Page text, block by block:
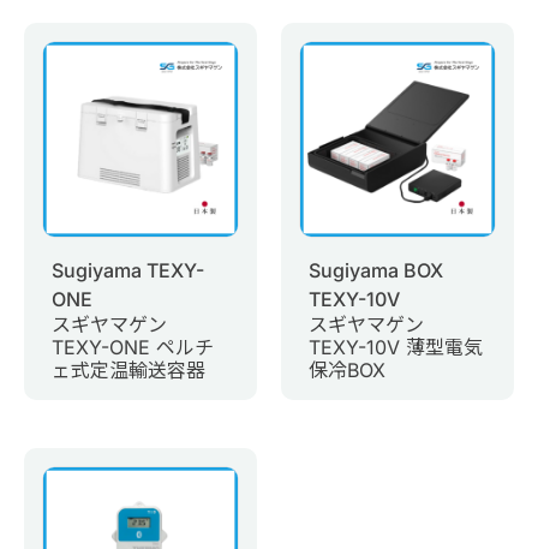
Sugiyama TEXY-
ONE
スギヤマゲン
TEXY-ONE ペルチ
ェ式定温輸送容器
Sugiyama BOX
TEXY-10V
スギヤマゲン
TEXY-10V 薄型電気
保冷BOX